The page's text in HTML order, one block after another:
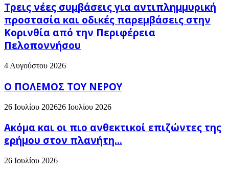
Τρεις νέες συμβάσεις για αντιπλημμυρική
προστασία και οδικές παρεμβάσεις στην
Κορινθία από την Περιφέρεια
Πελοποννήσου
4 Αυγούστου 2026
Ο ΠΟΛΕΜΟΣ ΤΟΥ ΝΕΡΟΥ
26 Ιουλίου 202626 Ιουλίου 2026
Ακόμα και οι πιο ανθεκτικοί επιζώντες της
ερήμου στον πλανήτη...
26 Ιουλίου 2026